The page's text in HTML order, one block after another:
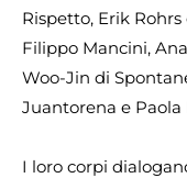
Rispetto, Erik
Filippo Mancini,
Woo-Jin di
Juantorena e
I loro corpi